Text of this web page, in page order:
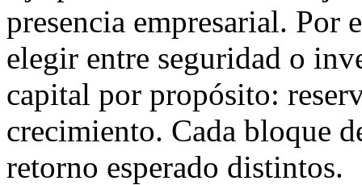
presencia empresarial. Por
elegir entre seguridad o
capital por propósito:
crecimiento. Cada bloque
retorno esperado distintos.